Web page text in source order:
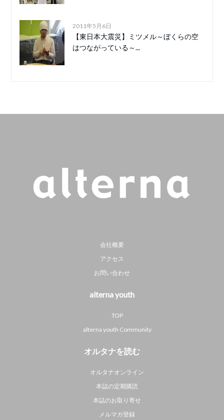
2011年5月6日
【東日本大震災】ミツメル～ぼくらの空
はつながっている～...
会社概要
アクセス
お問い合わせ
alterna youth
TOP
alterna youth Community
オルタナを読む
オルタナオンライン
本誌の定期購読
本誌のお取り寄せ
メルマガ登録